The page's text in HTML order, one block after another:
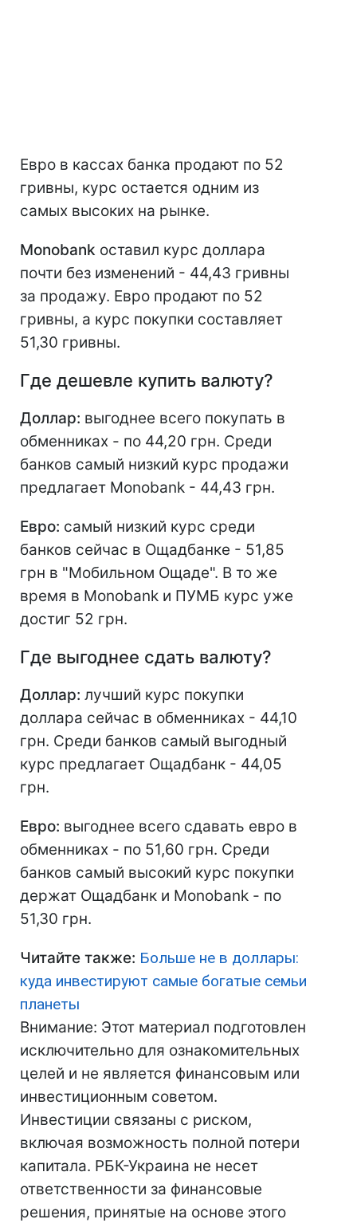
Евро в кассах банка продают по 52
гривны, курс остается одним из
самых высоких на рынке.
Monobank оставил курс доллара
почти без изменений - 44,43 гривны
за продажу. Евро продают по 52
гривны, а курс покупки составляет
51,30 гривны.
Где дешевле купить валюту?
Доллар: выгоднее всего покупать в
обменниках - по 44,20 грн. Среди
банков самый низкий курс продажи
предлагает Monobank - 44,43 грн.
Евро: самый низкий курс среди
банков сейчас в Ощадбанке - 51,85
грн в "Мобильном Ощаде". В то же
время в Monobank и ПУМБ курс уже
достиг 52 грн.
Где выгоднее сдать валюту?
Доллар: лучший курс покупки
доллара сейчас в обменниках - 44,10
грн. Среди банков самый выгодный
курс предлагает Ощадбанк - 44,05
грн.
Евро: выгоднее всего сдавать евро в
обменниках - по 51,60 грн. Среди
банков самый высокий курс покупки
держат Ощадбанк и Monobank - по
51,30 грн.
Читайте также: Больше не в доллары:
куда инвестируют самые богатые семьи
планеты
Внимание: Этот материал подготовлен
исключительно для ознакомительных
целей и не является финансовым или
инвестиционным советом.
Инвестиции связаны с риском,
включая возможность полной потери
капитала. РБК-Украина не несет
ответственности за финансовые
решения, принятые на основе этого